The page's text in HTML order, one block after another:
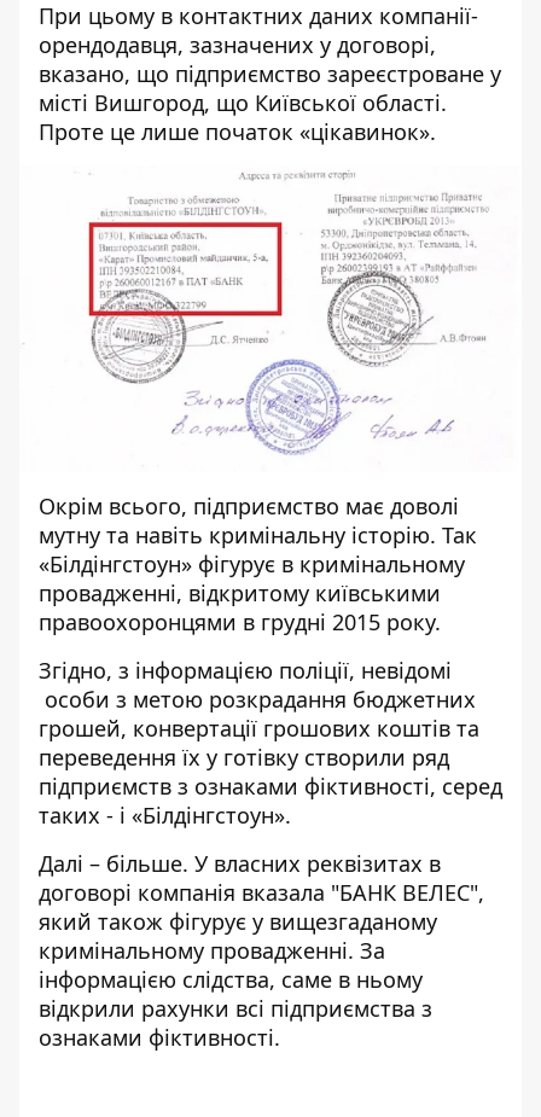
При цьому в контактних даних компанії-
орендодавця, зазначених у договорі,
вказано, що підприємство зареєстроване у
місті Вишгород, що Київської області.
Проте це лише початок «цікавинок».
Окрім всього, підприємство має доволі
мутну та навіть кримінальну історію. Так
«Білдінгстоун» фігурує в кримінальному
провадженні, відкритому київськими
правоохоронцями в грудні 2015 року.
Згідно, з інформацією поліції, невідомі
особи з метою розкрадання бюджетних
грошей, конвертації грошових коштів та
переведення їх у готівку створили ряд
підприємств з ознаками фіктивності, серед
таких - і «Білдінгстоун».
Далі – більше. У власних реквізитах в
договорі компанія вказала "БАНК ВЕЛЕС",
який також фігурує у вищезгаданому
кримінальному провадженні. За
інформацією слідства, саме в ньому
відкрили рахунки всі підприємства з
ознаками фіктивності.